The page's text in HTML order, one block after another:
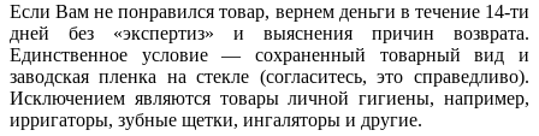
Если Вам не понравился товар, вернем деньги в течение 14-ти
дней без «экспертиз» и выяснения причин возврата.
Единственное условие — сохраненный товарный вид и
заводская пленка на стекле (согласитесь, это справедливо).
Исключением являются товары личной гигиены, например,
ирригаторы, зубные щетки, ингаляторы и другие.